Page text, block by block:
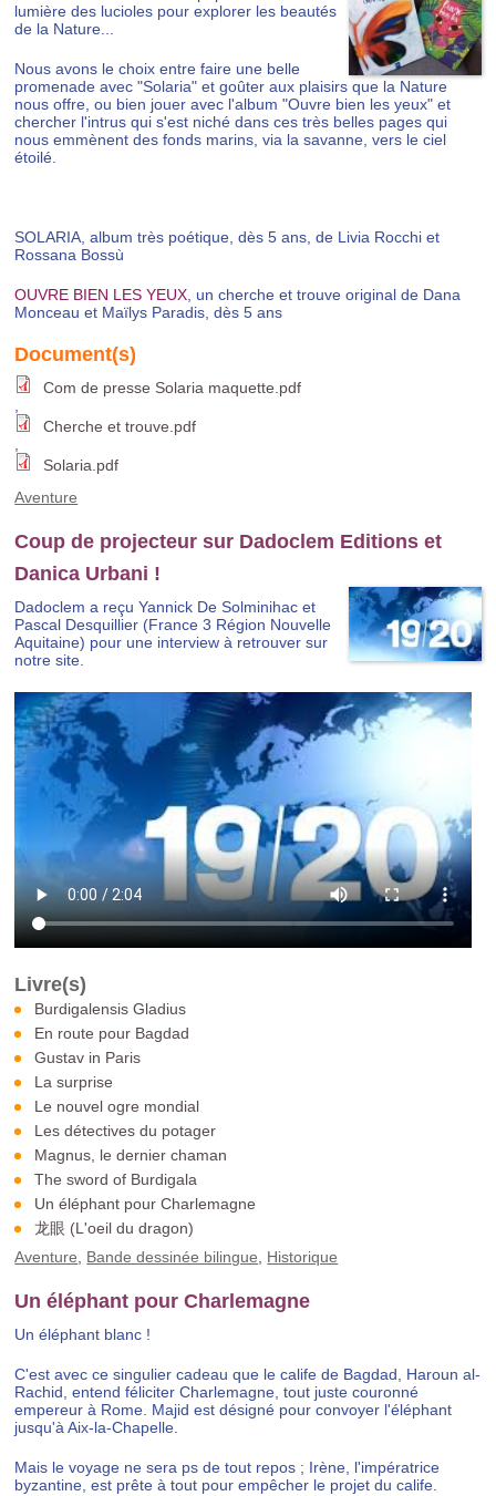
lumière des lucioles pour explorer les beautés
de la Nature...
Nous avons le choix entre faire une belle
promenade avec "Solaria" et goûter aux plaisirs que la Nature
nous offre, ou bien jouer avec l'album "Ouvre bien les yeux" et
chercher l'intrus qui s'est niché dans ces très belles pages qui
nous emmènent des fonds marins, via la savanne, vers le ciel
étoilé.
SOLARIA, album très poétique, dès 5 ans, de Livia Rocchi et
Rossana Bossù
OUVRE BIEN LES YEUX , un cherche et trouve original de Dana
Monceau et Maïlys Paradis, dès 5 ans
Com de presse Solaria maquette.pdf
Cherche et trouve.pdf
Solaria.pdf
Aventure
Coup de projecteur sur Dadoclem Editions et
Danica Urbani !
Dadoclem a reçu Yannick De Solminihac et
Pascal Desquillier (France 3 Région Nouvelle
Aquitaine) pour une interview à retrouver sur
notre site.
Burdigalensis Gladius
En route pour Bagdad
Gustav in Paris
La surprise
Le nouvel ogre mondial
Les détectives du potager
Magnus, le dernier chaman
The sword of Burdigala
Un éléphant pour Charlemagne
龙眼 (L'oeil du dragon)
Aventure, Bande dessinée bilingue, Historique
Un éléphant pour Charlemagne
Un éléphant blanc !
C'est avec ce singulier cadeau que le calife de Bagdad, Haroun al-
Rachid, entend féliciter Charlemagne, tout juste couronné
empereur à Rome. Majid est désigné pour convoyer l'éléphant
jusqu'à Aix-la-Chapelle.
Mais le voyage ne sera ps de tout repos ; Irène, l'impératrice
byzantine, est prête à tout pour empêcher le projet du calife.